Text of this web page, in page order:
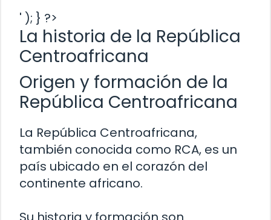
' ); } ?>
La historia de la República
Centroafricana
Origen y formación de la
República Centroafricana
La República Centroafricana,
también conocida como RCA, es un
país ubicado en el corazón del
continente africano.